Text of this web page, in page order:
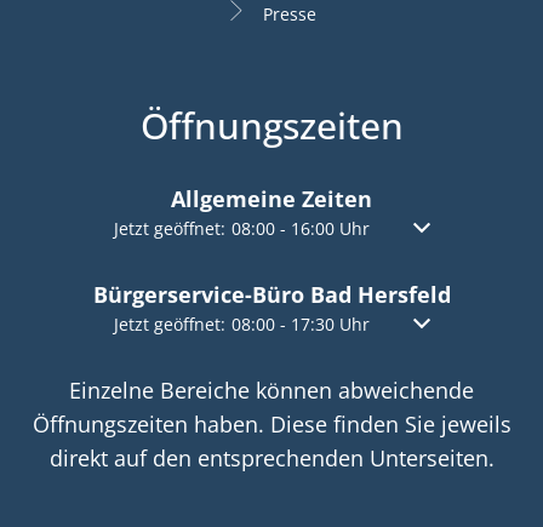
Presse
Öffnungszeiten
Allgemeine Zeiten
Klicken, um weitere Öffnungs- oder Schließzeiten
Jetzt geöffnet: 08:00- 16:00Uhr Von 08:00 bis
Bürgerservice-Büro Bad Hersfeld
Klicken, um weitere Öffnungs- oder Schließzeiten
Jetzt geöffnet: 08:00- 17:30Uhr Von 08:00 bis
Einzelne Bereiche können abweichende
Öffnungszeiten haben. Diese finden Sie jeweils
direkt auf den entsprechenden Unterseiten.